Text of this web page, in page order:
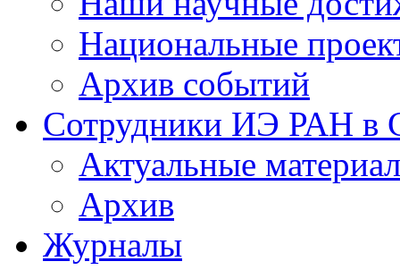
Национальные
Архив событий
Сотрудники ИЭ РАН
Актуальные
Архив
Журналы